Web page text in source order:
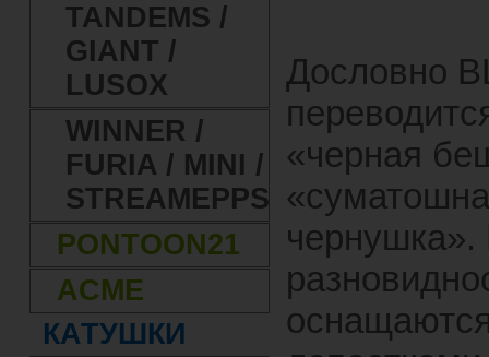
TANDEMS /
GIANT /
LUSOX
WINNER /
FURIA / MINI /
STREAMEPPS
PONTOON21
ACME
КАТУШКИ
Дословно
«черная
чернушка».